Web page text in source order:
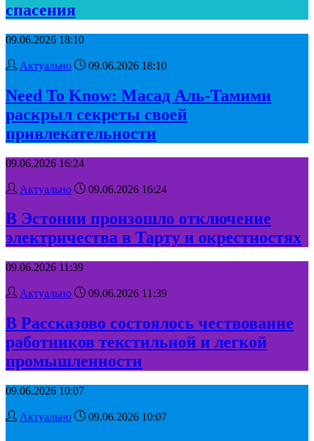
спасения
09.06.2026 18:10
Актуально 09.06.2026 18:10
Need To Know: Масад Аль-Тамими
раскрыл секреты своей
привлекательности
09.06.2026 16:24
Актуально 09.06.2026 16:24
В Эстонии произошло отключение
электричества в Тарту и окрестностях
09.06.2026 11:39
Актуально 09.06.2026 11:39
В Рассказово состоялось чествование
работников текстильной и легкой
промышленности
09.06.2026 10:07
Актуально 09.06.2026 10:07